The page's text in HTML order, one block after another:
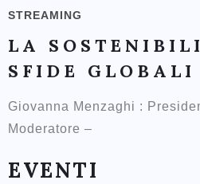
STREAMING
LA
SFIDE GLOBALI
Giovanna Menzaghi :
Moderatore –
EVENTI